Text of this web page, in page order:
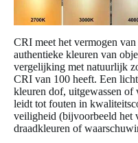
CRI meet het vermogen
authentieke kleuren van
vergelijking met natuurlijk
CRI van 100 heeft. Een
kleuren dof, uitgewassen
leidt tot fouten in
veiligheid (bijvoorbeeld het
draadkleuren of